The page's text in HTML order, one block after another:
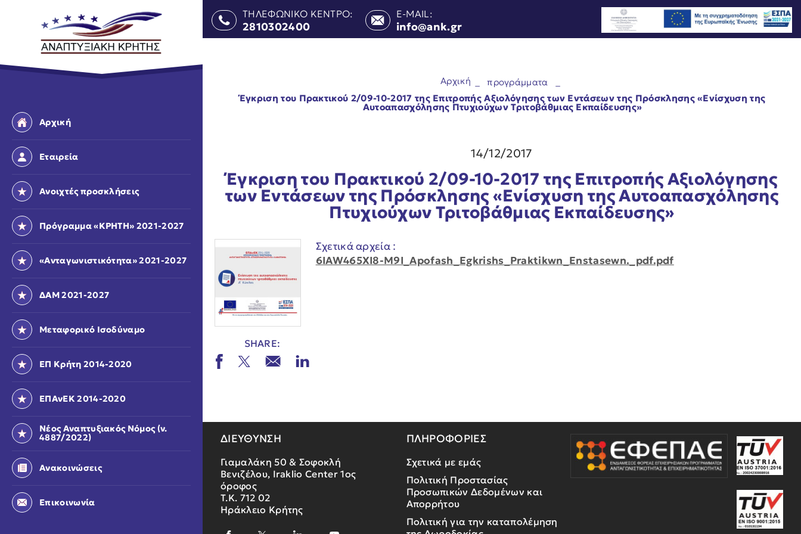
Αρχική
Εταιρεία
Ανοιχτές προσκλήσεις
Πρόγραμμα «ΚΡΗΤΗ» 2021-2027
«Ανταγωνιστικότητα» 2021-2027
ΔΑΜ 2021-2027
Μεταφορικό Ισοδύναμο
ΕΠ Κρήτη 2014-2020
ΕΠΑνΕΚ 2014-2020
Νέος Αναπτυξιακός Νόμος (ν.
4887/2022)
Ανακοινώσεις
Επικοινωνία
ΤΗΛΕΦΩΝΙΚΟ ΚΕΝΤΡΟ:
2810302400
E-MAIL:
info@ank.gr
Αρχική προγράμματα
Έγκριση του Πρακτικού 2/09-10-2017 της Επιτροπής Αξιολόγησης των Εντάσεων της Πρόσκλησης «Ενίσχυση της
Αυτοαπασχόλησης Πτυχιούχων Τριτοβάθμιας Εκπαίδευσης»
14/12/2017
Έγκριση του Πρακτικού 2/09-10-2017 της Επιτροπής Αξιολόγησης
των Εντάσεων της Πρόσκλησης «Ενίσχυση της Αυτοαπασχόλησης
Πτυχιούχων Τριτοβάθμιας Εκπαίδευσης»
Σχετικά αρχεία :
6IAW465XI8-M9I_Apofash_Egkrishs_Praktikwn_Enstasewn._pdf.pdf
SHARE:
ΔΙΕΥΘΥΝΣΗ
Γιαμαλάκη 50 & Σοφοκλή
Βενιζέλου, Iraklio Center 1ος
όροφος
Τ.Κ. 712 02
Ηράκλειο Κρήτης
ΠΛΗΡΟΦΟΡΙΕΣ
Σχετικά με εμάς
Πολιτική Προστασίας
Προσωπικών Δεδομένων και
Απορρήτου
Πολιτική για την καταπολέμηση